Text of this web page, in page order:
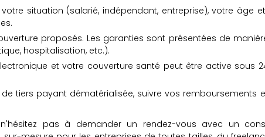
situation (salarié, indépendant, entreprise), votre âge
proposés. Les garanties sont présentées de
hospitalisation, etc.).
et votre couverture santé peut être active sous
tiers payant dématérialisée, suivre vos remboursements
pas à demander un rendez-vous avec un